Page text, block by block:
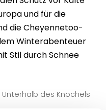
und für die
die Cheyennetoo-
Winterabenteuer
Stil durch Schnee
Unterhalb des Knöchels